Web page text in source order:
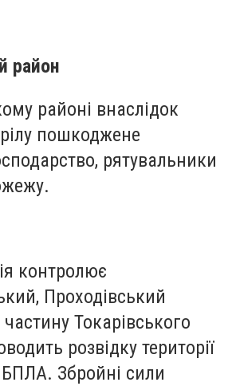
район
районі внаслідок
пошкоджене
рятувальники
контролює
Проходівський
Токарівського
розвідку території
Збройні сили